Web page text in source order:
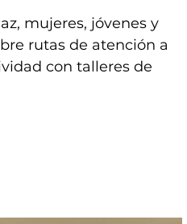
mujeres, jóvenes y
rutas de atención a
con talleres de